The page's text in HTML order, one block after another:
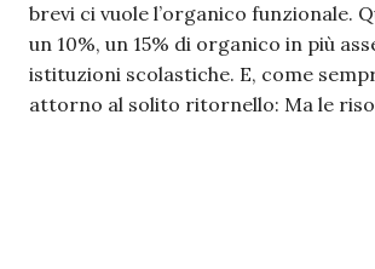
brevi ci vuole l’organico funzionale.
un 10%, un 15% di organico in più
istituzioni scolastiche. E, come
attorno al solito ritornello: Ma le